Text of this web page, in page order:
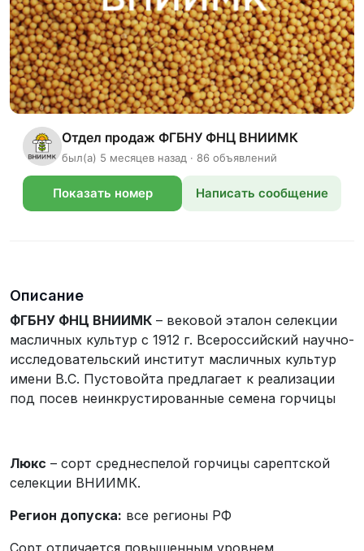
Отдел продаж ФГБНУ ФНЦ ВНИИМК
был(а) 5 месяцев назад · 86 объявлений
Показать номер Написать сообщение
Описание
ФГБНУ ФНЦ ВНИИМК – вековой эталон селекции
масличных культур с 1912 г. Всероссийский научно-
исследовательский институт масличных культур
имени В.С. Пустовойта предлагает к реализации
под посев неинкрустированные семена горчицы
Люкс – сорт среднеспелой горчицы сарептской
селекции ВНИИМК.
Регион допуска: все регионы РФ
Сорт отличается повышенным уровнем